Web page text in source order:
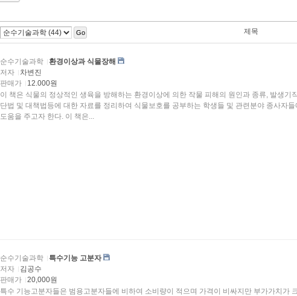
Go 제목
순수기술과학
환경이상과 식물장해
저자
차변진
판매가
12.000원
이 책은 식물의 정상적인 생육을 방해하는 환경이상에 의한 작물 피해의 원인과 종류, 발생기
단법 및 대책법등에 대한 자료를 정리하여 식물보호를 공부하는 학생들 및 관련분야 종사자들에게
도움을 주고자 한다. 이 책은...
순수기술과학
특수기능 고분자
저자
김공수
판매가
20,000원
특수 기능고분자들은 범용고분자들에 비하여 소비량이 적으며 가격이 비싸지만 부가가치가